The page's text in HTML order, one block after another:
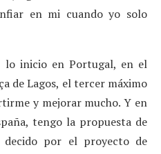
en mi cuando yo solo
lo inicio en Portugal, en el
de Lagos, el tercer máximo
y mejorar mucho. Y en
tengo la propuesta de
decido por el proyecto de